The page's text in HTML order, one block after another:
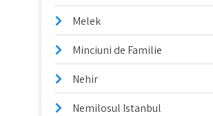
Melek
Minciuni de Familie
Nehir
Nemilosul Istanbul